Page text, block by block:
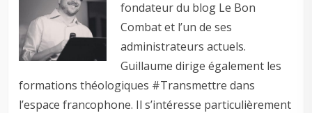
fondateur du blog Le Bon
Combat et l’un de ses
administrateurs actuels.
Guillaume dirige également les
formations théologiques #Transmettre dans
l’espace francophone. Il s’intéresse particulièrement